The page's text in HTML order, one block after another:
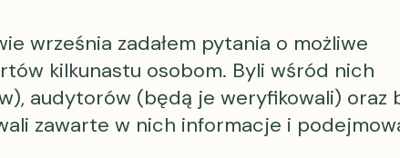
września zadałem pytania o możliwe
kilkunastu osobom. Byli wśród nich
audytorów (będą je weryfikowali) oraz
zawarte w nich informacje i